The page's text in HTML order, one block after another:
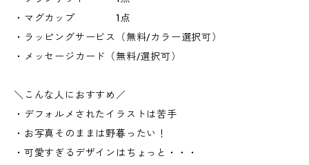
・マグカップ 1点
・ラッピングサービス（無料/カラー選択可）
・メッセージカード（無料/選択可）
＼こんな人におすすめ／
・デフォルメされたイラストは苦手
・お写真そのままは野暮ったい！
・可愛すぎるデザインはちょっと・・・